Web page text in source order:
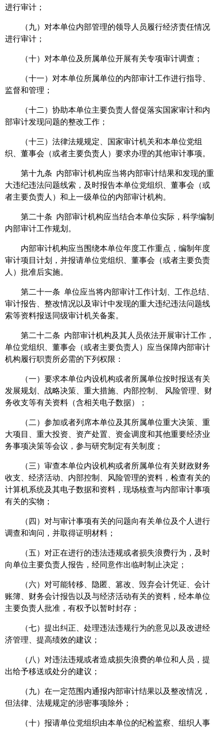
进行审计；
（九）对本单位内部管理的领导人员履行经济责任情况
进行审计；
（十）对本单位及所属单位开展有关专项审计调查；
（十一）对本单位所属单位的内部审计工作进行指导、
监督和管理；
（十二）协助本单位主要负责人督促落实国家审计和内
部审计发现问题的整改工作；
（十三）法律法规规定、国家审计机关和本单位党组
织、董事会（或者主要负责人）要求办理的其他审计事项。
第十九条 内部审计机构应当将内部审计结果和发现的重
大违纪违法问题线索，及时报告本单位党组织、董事会（或
者主要负责人）和上一级单位的内部审计机构。
第二十条 内部审计机构应当结合本单位实际，科学编制
内部审计工作规划。
内部审计机构应当围绕本单位年度工作重点，编制年度
审计项目计划，并报请单位党组织、董事会（或者主要负责
人）批准后实施。
第二十一条 单位应当将内部审计工作计划、工作总结、
审计报告、整改情况以及审计中发现的重大违纪违法问题线
索等资料报送同级审计机关备案。
第二十二条 内部审计机构及其人员依法开展审计工作，
单位党组织、董事会（或者主要负责人）应当保障内部审计
机构履行职责所必需的下列权限：
（一）要求本单位内设机构或者所属单位按时报送有关
发展规划、战略决策、重大措施、内部控制、 风险管理、财
务收支等有关资料（含相关电子数据）；
（二）参加或者列席本单位及其所属单位重大决策、重
大项目、重大投资、资产处置、资金调度和其他重要经济业
务事项决策等会议，参与研究制定有关制度；
（三）审查本单位内设机构或者所属单位有关财政财务
收支、经济活动、内部控制、风险管理的资料，检查有关的
计算机系统及其电子数据和资料，现场核查与内部审计事项
有关的实物；
（四）对与审计事项有关的问题向有关单位及个人进行
调查和询问，并取得证明材料；
（五）对正在进行的违法违规或者损失浪费行为，及时
向单位主要负责人报告，经同意作出临时制止决定；
（六）对可能转移、隐匿、篡改、毁弃会计凭证、会计
账簿、财务会计报告以及与经济活动有关的资料，经本单位
主要负责人批准，有权予以暂时封存；
（七）提出纠正、处理违法违规行为的意见以及改进经
济管理、提高绩效的建议；
（八）对违法违规或者造成损失浪费的单位和人员，提
出给予移送或处分的建议；
（九）在一定范围内通报内部审计结果以及整改情况，
但法律、法规规定的涉密事项除外；
（十）报请单位党组织由本单位的纪检监察、组织人事